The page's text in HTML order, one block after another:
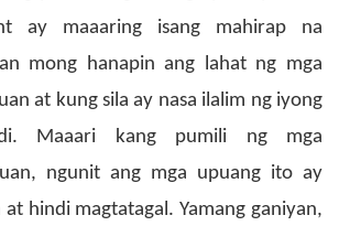
ay maaaring isang mahirap na
mong hanapin ang lahat ng mga
at kung sila ay nasa ilalim ng iyong
Maaari kang pumili ng mga
ngunit ang mga upuang ito ay
at hindi magtatagal.Yamang ganiyan,